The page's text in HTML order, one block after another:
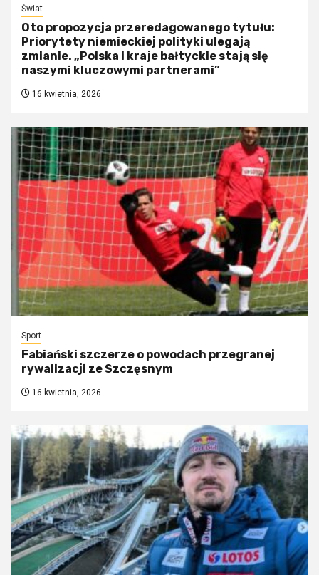
Świat
Oto propozycja przeredagowanego tytułu:
Priorytety niemieckiej polityki ulegają
zmianie. „Polska i kraje bałtyckie stają się
naszymi kluczowymi partnerami”
16 kwietnia, 2026
Sport
Fabiański szczerze o powodach przegranej
rywalizacji ze Szczęsnym
16 kwietnia, 2026